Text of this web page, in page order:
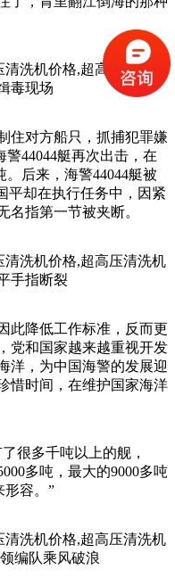
毒现场
住对方船只，抓捕犯罪嫌
44044艇再次出击，在
后来，海警44044艇被
平却在执行任务中，因紧
名指第一节被夹断。
手指断裂
此降低工作标准，反而更
党和国家越来越重视开发
洋，为中国海警的发展迎
惜时间，在维护国家海洋
很多千吨以上的舰，
多吨，最大的9000多吨
形容。”
编队乘风破浪